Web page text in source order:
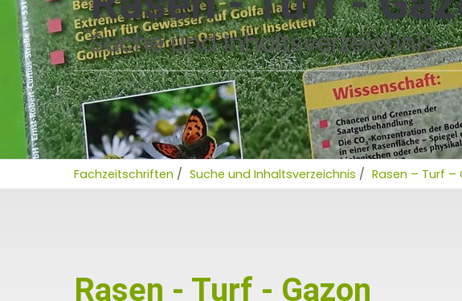
Suche und Inhaltsverzeichnis
Fachzeitschriften / Suche und Inhaltsverzeichnis / Rasen – Turf –
Rasen - Turf - Gazon